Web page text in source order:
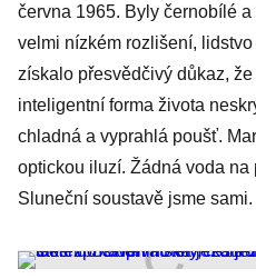
června 1965. Byly černobílé
velmi nízkém rozlišení,
získalo přesvědčivý důkaz,
inteligentní forma života
chladná a vyprahlá poušť.
optickou iluzí. Žádná voda na
Sluneční soustavě jsme sami.